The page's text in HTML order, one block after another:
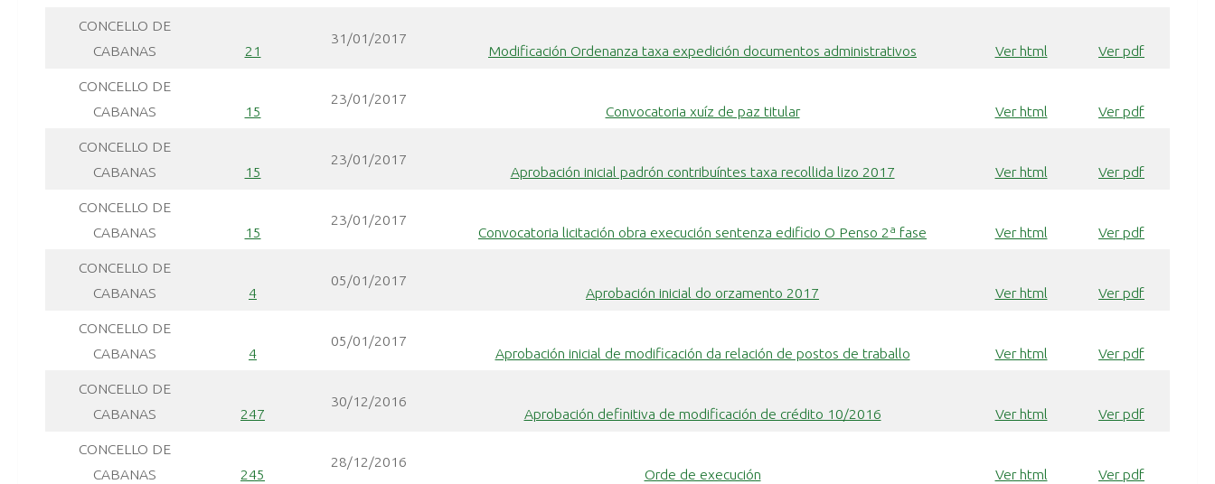
CONCELLO DE
CABANAS
21
31/01/2017
Modificación Ordenanza taxa expedición documentos administrativos Ver html Ver pdf
CONCELLO DE
CABANAS
15
23/01/2017
Convocatoria xuíz de paz titular Ver html Ver pdf
CONCELLO DE
CABANAS
15
23/01/2017
Aprobación inicial padrón contribuíntes taxa recollida lizo 2017 Ver html Ver pdf
CONCELLO DE
CABANAS
15
23/01/2017
Convocatoria licitación obra execución sentenza edificio O Penso 2ª fase Ver html Ver pdf
CONCELLO DE
CABANAS
4
05/01/2017
Aprobación inicial do orzamento 2017 Ver html Ver pdf
CONCELLO DE
CABANAS
4
05/01/2017
Aprobación inicial de modificación da relación de postos de traballo Ver html Ver pdf
CONCELLO DE
CABANAS
247
30/12/2016
Aprobación definitiva de modificación de crédito 10/2016 Ver html Ver pdf
CONCELLO DE
CABANAS
245
28/12/2016
Orde de execución Ver html Ver pdf